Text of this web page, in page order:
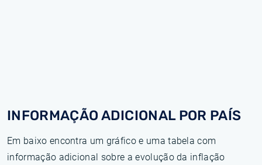
INFORMAÇÃO ADICIONAL POR PAÍS
Em baixo encontra um gráfico e uma tabela com
informação adicional sobre a evolução da inflação